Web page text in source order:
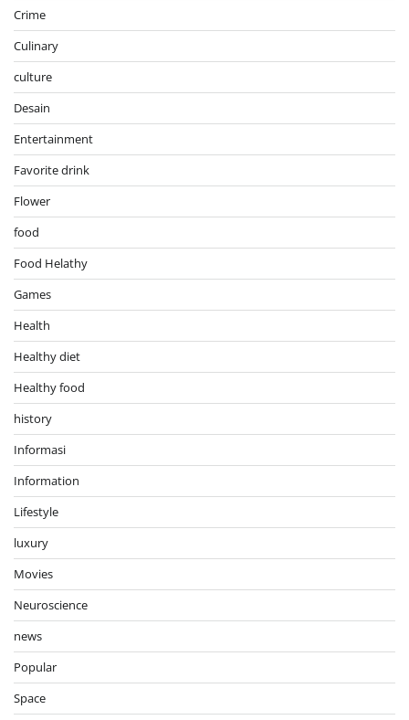
Crime
Culinary
culture
Desain
Entertainment
Favorite drink
Flower
food
Food Helathy
Games
Health
Healthy diet
Healthy food
history
Informasi
Information
Lifestyle
luxury
Movies
Neuroscience
news
Popular
Space